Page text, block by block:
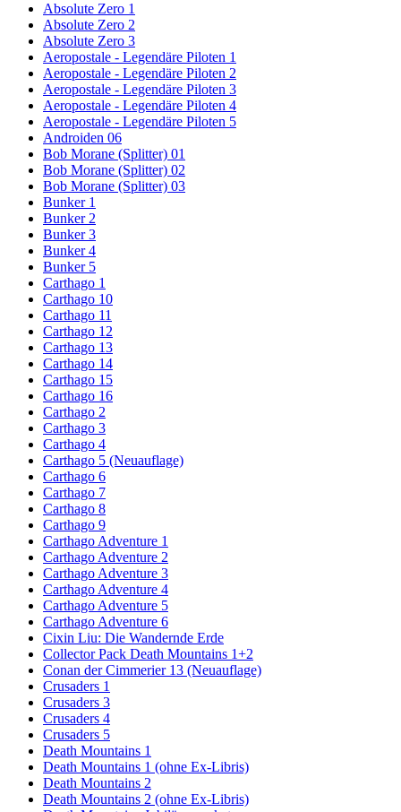
Absolute Zero 1
Absolute Zero 2
Absolute Zero 3
Aeropostale - Legendäre Piloten 1
Aeropostale - Legendäre Piloten 2
Aeropostale - Legendäre Piloten 3
Aeropostale - Legendäre Piloten 4
Aeropostale - Legendäre Piloten 5
Androiden 06
Bob Morane (Splitter) 01
Bob Morane (Splitter) 02
Bob Morane (Splitter) 03
Bunker 1
Bunker 2
Bunker 3
Bunker 4
Bunker 5
Carthago 1
Carthago 10
Carthago 11
Carthago 12
Carthago 13
Carthago 14
Carthago 15
Carthago 16
Carthago 2
Carthago 3
Carthago 4
Carthago 5 (Neuauflage)
Carthago 6
Carthago 7
Carthago 8
Carthago 9
Carthago Adventure 1
Carthago Adventure 2
Carthago Adventure 3
Carthago Adventure 4
Carthago Adventure 5
Carthago Adventure 6
Cixin Liu: Die Wandernde Erde
Collector Pack Death Mountains 1+2
Conan der Cimmerier 13 (Neuauflage)
Crusaders 1
Crusaders 3
Crusaders 4
Crusaders 5
Death Mountains 1
Death Mountains 1 (ohne Ex-Libris)
Death Mountains 2
Death Mountains 2 (ohne Ex-Libris)